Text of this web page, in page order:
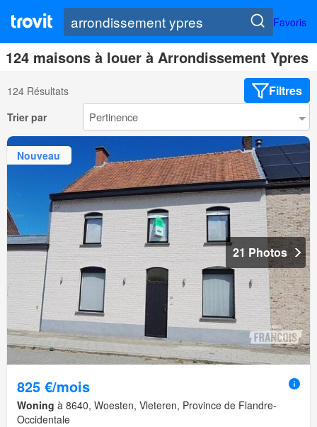
Favoris
124 maisons à louer à Arrondissement Ypres
124 Résultats Filtres
Trier par
Nouveau
21 Photos
825 €/mois
Woning à 8640, Woesten, Vleteren, Province de Flandre-
Occidentale